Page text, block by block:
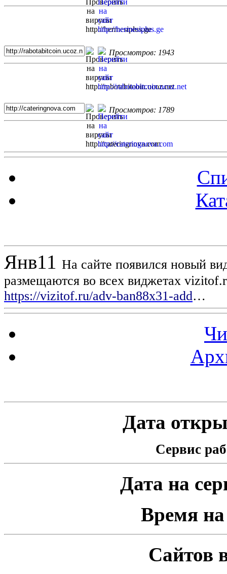
Просмотров: 1943
Просмотров: 1789
Янв11 На сайте появился новый
размещаются во всех виджетах
https://vizitof.ru/adv-ban88x31-add…
Дата
Сервис
Дата на
Время на
Сайтов